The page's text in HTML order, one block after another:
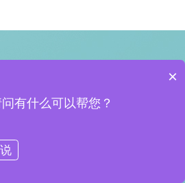
×
有什么可以帮您？